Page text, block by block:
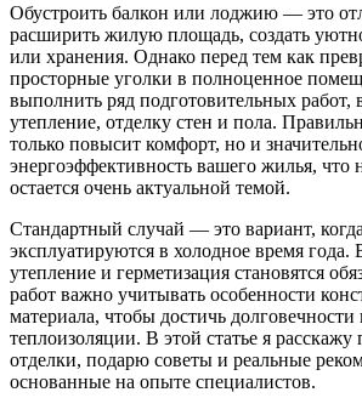
Обустроить балкон или лоджию — это
расширить жилую площадь, создать
или хранения. Однако перед тем как
просторные уголки в полноценное
выполнить ряд подготовительных
утепление, отделку стен и пола.
только повысит комфорт, но и
энергоэффективность вашего жилья, что
остается очень актуальной темой.
Стандартный случай — это вариант,
эксплуатируются в холодное время года.
утепление и герметизация становятся
работ важно учитывать особенности
материала, чтобы достичь
теплоизоляции. В этой статье я расскажу
отделки, подарю советы и реальные
основанные на опыте специалистов.